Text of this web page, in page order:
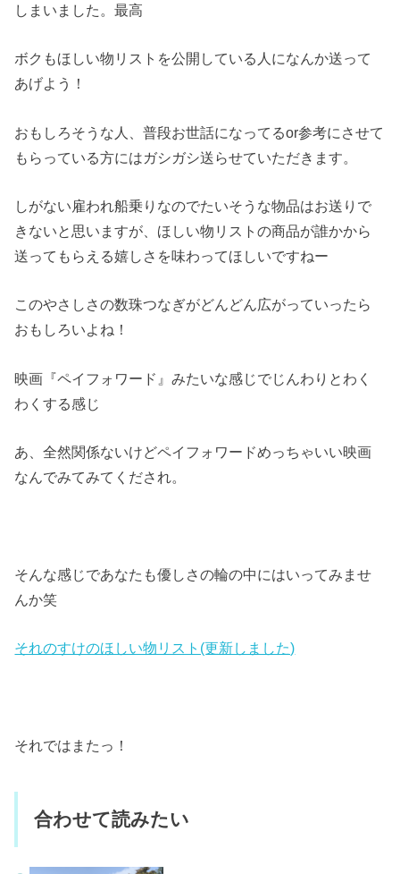
しまいました。最高
ボクもほしい物リストを公開している人になんか送って
あげよう！
おもしろそうな人、普段お世話になってるor参考にさせて
もらっている方にはガシガシ送らせていただきます。
しがない雇われ船乗りなのでたいそうな物品はお送りで
きないと思いますが、ほしい物リストの商品が誰かから
送ってもらえる嬉しさを味わってほしいですねー
このやさしさの数珠つなぎがどんどん広がっていったら
おもしろいよね！
映画『ペイフォワード』みたいな感じでじんわりとわく
わくする感じ
あ、全然関係ないけどペイフォワードめっちゃいい映画
なんでみてみてくだされ。
そんな感じであなたも優しさの輪の中にはいってみませ
んか笑
それのすけのほしい物リスト(更新しました)
それではまたっ！
合わせて読みたい